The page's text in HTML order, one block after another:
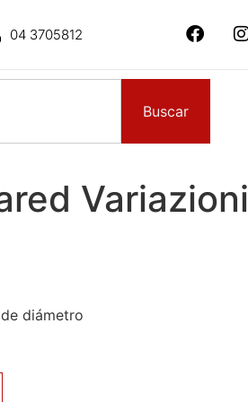
04 3705812
Buscar
Variazioni
diámetro